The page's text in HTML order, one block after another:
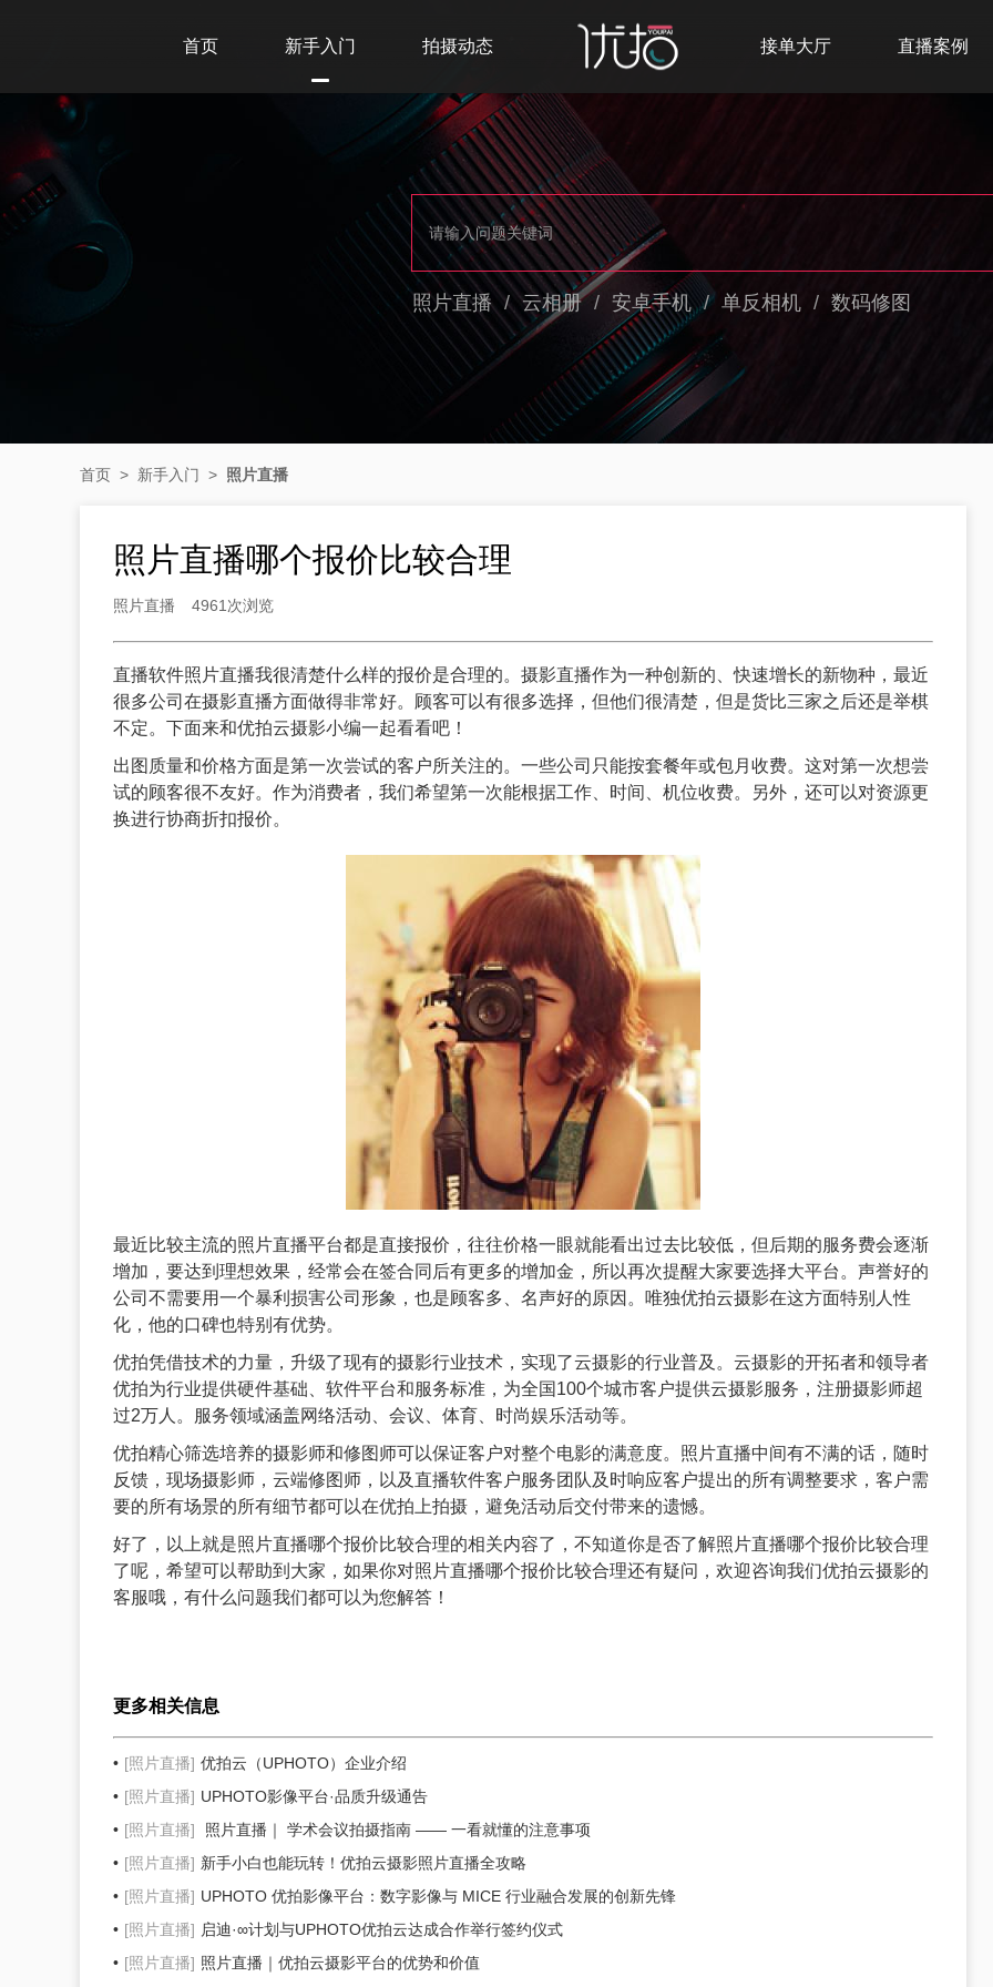
首页 新手入门 拍摄动态 接单大厅 直播案例
照片直播 / 云相册 / 安卓手机 / 单反相机 / 数码修图
首页 > 新手入门 > 照片直播
照片直播哪个报价比较合理
照片直播 4961次浏览
直播软件照片直播我很清楚什么样的报价是合理的。摄影直播作为一种创新的、快速增长的新物种，最近
很多公司在摄影直播方面做得非常好。顾客可以有很多选择，但他们很清楚，但是货比三家之后还是举棋
不定。下面来和优拍云摄影小编一起看看吧！
出图质量和价格方面是第一次尝试的客户所关注的。一些公司只能按套餐年或包月收费。这对第一次想尝
试的顾客很不友好。作为消费者，我们希望第一次能根据工作、时间、机位收费。另外，还可以对资源更
换进行协商折扣报价。
最近比较主流的照片直播平台都是直接报价，往往价格一眼就能看出过去比较低，但后期的服务费会逐渐
增加，要达到理想效果，经常会在签合同后有更多的增加金，所以再次提醒大家要选择大平台。声誉好的
公司不需要用一个暴利损害公司形象，也是顾客多、名声好的原因。唯独优拍云摄影在这方面特别人性
化，他的口碑也特别有优势。
优拍凭借技术的力量，升级了现有的摄影行业技术，实现了云摄影的行业普及。云摄影的开拓者和领导者
优拍为行业提供硬件基础、软件平台和服务标准，为全国100个城市客户提供云摄影服务，注册摄影师超
过2万人。服务领域涵盖网络活动、会议、体育、时尚娱乐活动等。
优拍精心筛选培养的摄影师和修图师可以保证客户对整个电影的满意度。照片直播中间有不满的话，随时
反馈，现场摄影师，云端修图师，以及直播软件客户服务团队及时响应客户提出的所有调整要求，客户需
要的所有场景的所有细节都可以在优拍上拍摄，避免活动后交付带来的遗憾。
好了，以上就是照片直播哪个报价比较合理的相关内容了，不知道你是否了解照片直播哪个报价比较合理
了呢，希望可以帮助到大家，如果你对照片直播哪个报价比较合理还有疑问，欢迎咨询我们优拍云摄影的
客服哦，有什么问题我们都可以为您解答！
更多相关信息
[照片直播] 优拍云（UPHOTO）企业介绍
[照片直播] UPHOTO影像平台·品质升级通告
[照片直播]
照片直播｜ 学术会议拍摄指南 —— 一看就懂的注意事项
[照片直播] 新手小白也能玩转！优拍云摄影照片直播全攻略
[照片直播] UPHOTO 优拍影像平台：数字影像与 MICE 行业融合发展的创新先锋
[照片直播] 启迪·∞计划与UPHOTO优拍云达成合作举行签约仪式
[照片直播] 照片直播｜优拍云摄影平台的优势和价值